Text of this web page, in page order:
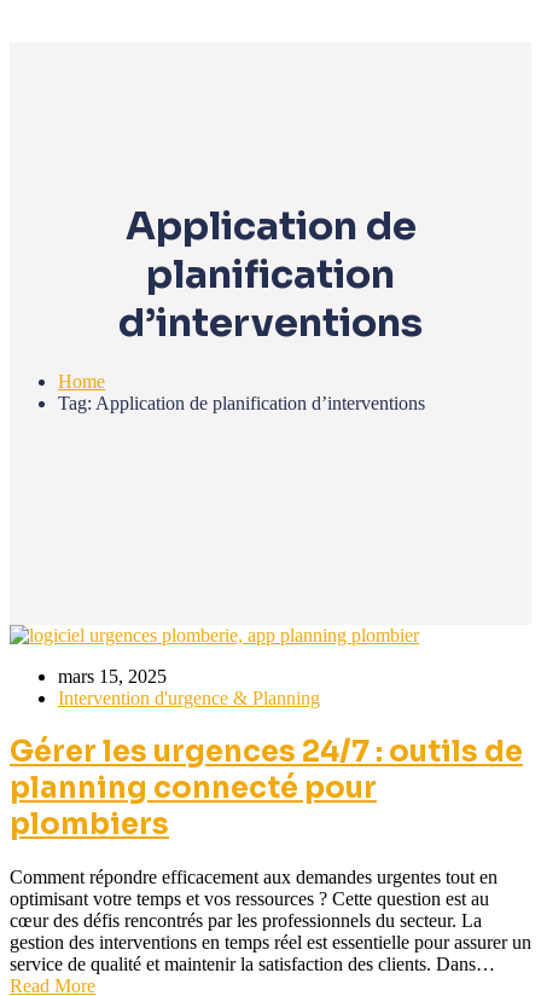
Application de
planification
d’interventions
Home
Tag: Application de planification d’interventions
mars 15, 2025
Intervention d'urgence & Planning
Gérer les urgences 24/7 : outils de
planning connecté pour
plombiers
Comment répondre efficacement aux demandes urgentes tout en
optimisant votre temps et vos ressources ? Cette question est au
cœur des défis rencontrés par les professionnels du secteur. La
gestion des interventions en temps réel est essentielle pour assurer un
service de qualité et maintenir la satisfaction des clients. Dans…
Read More